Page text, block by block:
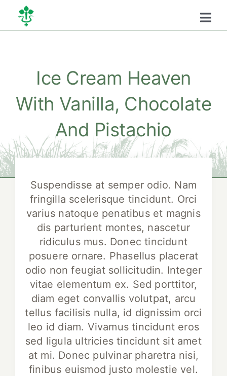
Kihagyás
Kamaráról
Szükséghelyzeti
Ice Cream Heaven
With Vanilla, Chocolate
And Pistachio
Suspendisse at semper odio. Nam
fringilla scelerisque tincidunt. Orci
varius natoque penatibus et magnis
dis parturient montes, nascetur
ridiculus mus. Donec tincidunt
posuere ornare. Phasellus placerat
odio non feugiat sollicitudin. Integer
vitae elementum ex. Sed porttitor,
diam eget convallis volutpat, arcu
tellus facilisis nulla, id dignissim orci
leo id diam. Vivamus tincidunt eros
sed ligula ultricies tincidunt sit amet
at mi. Donec pulvinar pharetra nisi,
finibus euismod justo molestie vel.